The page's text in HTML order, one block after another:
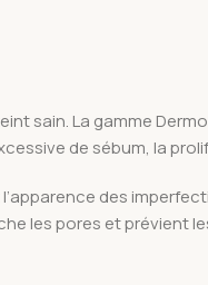
sain. La gamme
de sébum, la
des
les pores et prévient